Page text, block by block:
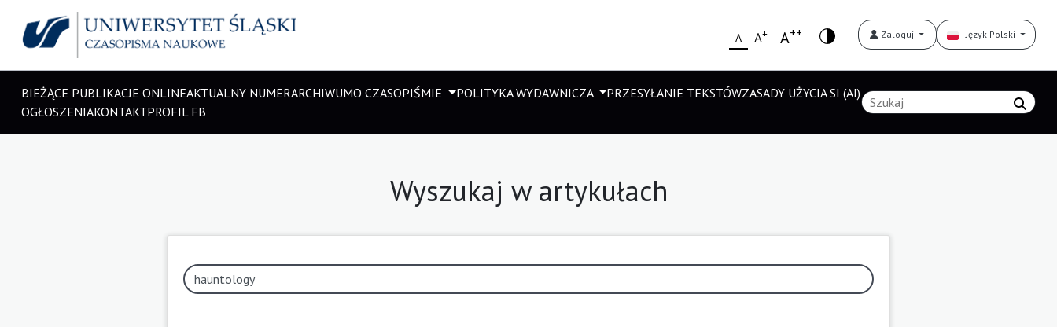
A A+ A++ Zaloguj Język Polski
BIEŻĄCE PUBLIKACJE ONLINEAKTUALNY NUMERARCHIWUMO CZASOPIŚMIE POLITYKA WYDAWNICZA PRZESYŁANIE TEKSTÓWZASADY UŻYCIA SI (AI)
OGŁOSZENIAKONTAKTPROFIL FB
Wyszukaj w artykułach